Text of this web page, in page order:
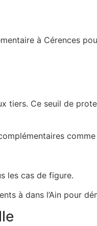
à Cérences
tiers. Ce seuil de
les cas de figure.
à dans l’Ain pour